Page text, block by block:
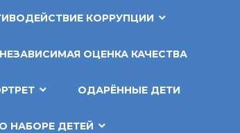
КОРРУПЦИИ
НЕЗАВИСИМАЯ ОЦЕНКА КАЧЕСТВА
ОДАРЁННЫЕ ДЕТИ
НАБОРЕ ДЕТЕЙ